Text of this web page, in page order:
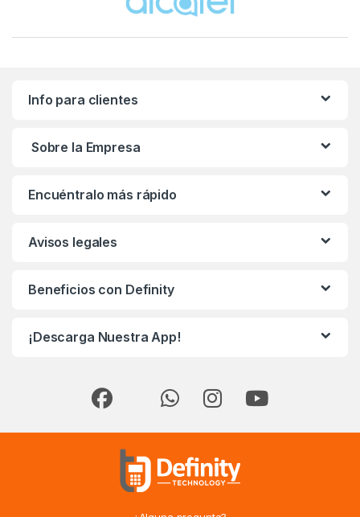
Info para clientes
Sobre la Empresa
Encuéntralo más rápido
Avisos legales
Beneficios con Definity
¡Descarga Nuestra App!